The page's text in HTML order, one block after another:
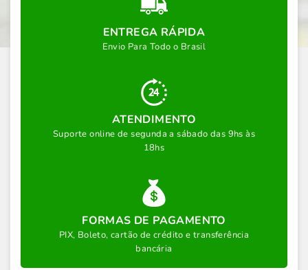
ENTREGA RÁPIDA
Envio Para Todo o Brasil
ATENDIMENTO
Suporte online de segunda a sábado das 9hs às
18hs
FORMAS DE PAGAMENTO
PIX, Boleto, cartão de crédito e transferência
bancária